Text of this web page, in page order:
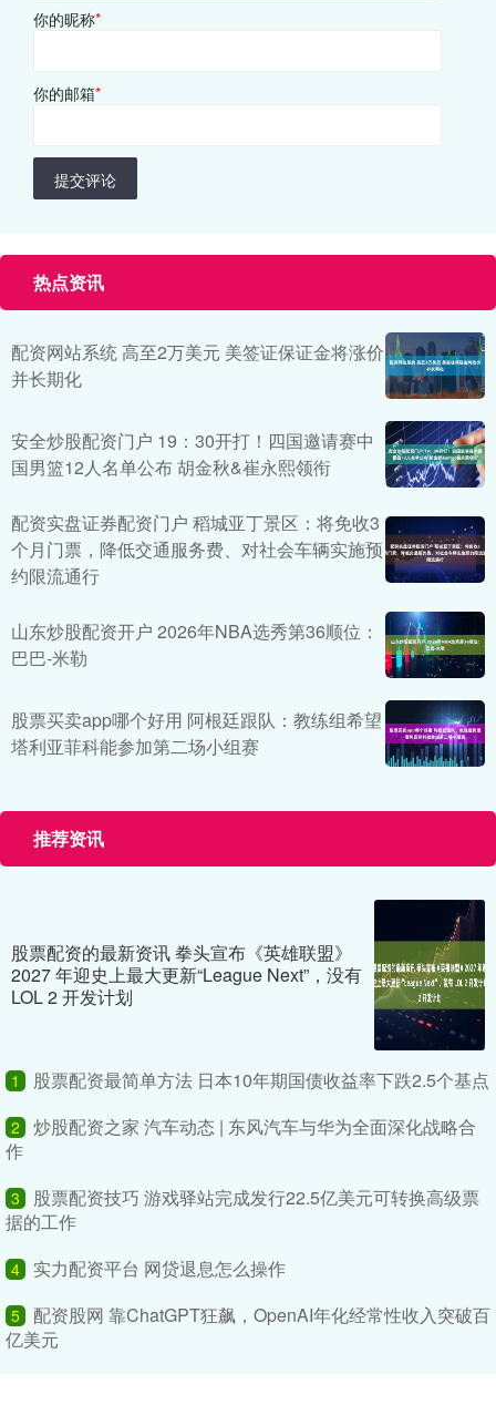
你的昵称*
你的邮箱*
提交评论
热点资讯
配资网站系统 高至2万美元 美签证保证金将涨价
并长期化
安全炒股配资门户 19：30开打！四国邀请赛中
国男篮12人名单公布 胡金秋&崔永熙领衔
配资实盘证券配资门户 稻城亚丁景区：将免收3
个月门票，降低交通服务费、对社会车辆实施预
约限流通行
山东炒股配资开户 2026年NBA选秀第36顺位：
巴巴-米勒
股票买卖app哪个好用 阿根廷跟队：教练组希望
塔利亚菲科能参加第二场小组赛
推荐资讯
股票配资的最新资讯 拳头宣布《英雄联盟》
2027 年迎史上最大更新“League Next”，没有
LOL 2 开发计划
1 股票配资最简单方法 日本10年期国债收益率下跌2.5个基点
2
炒股配资之家 汽车动态 | 东风汽车与华为全面深化战略合
作
3
股票配资技巧 游戏驿站完成发行22.5亿美元可转换高级票
据的工作
4 实力配资平台 网贷退息怎么操作
5
配资股网 靠ChatGPT狂飙，OpenAI年化经常性收入突破百
亿美元